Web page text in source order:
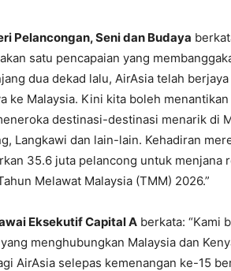
Pelancongan, Seni dan Budaya
satu pencapaian yang
dua dekad lalu, AirAsia telah
ke Malaysia. Kini kita boleh
destinasi-destinasi menarik di
Langkawi dan lain-lain. Kehadiran
35.6 juta pelancong untuk menjana
Melawat Malaysia (TMM) 2026.”
Eksekutif Capital A berkata: “Kami
menghubungkan Malaysia dan
AirAsia selepas kemenangan ke-15